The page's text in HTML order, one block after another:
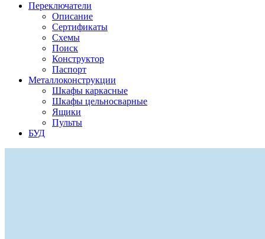
Переключатели
Описание
Сертификаты
Схемы
Поиск
Конструктор
Паспорт
Металлоконструкции
Шкафы каркасные
Шкафы цельносварные
Ящики
Пульты
БУД